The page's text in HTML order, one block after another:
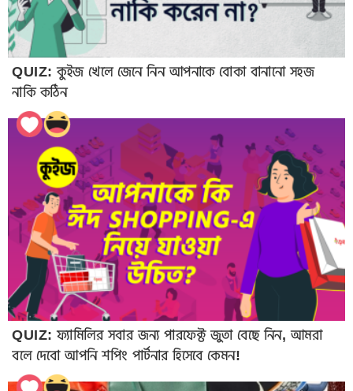
QUIZ: কুইজ খেলে জেনে নিন আপনাকে বোকা বানানো সহজ
নাকি কঠিন
QUIZ: ফ্যামিলির সবার জন্য পারফেক্ট জুতা বেছে নিন, আমরা
বলে দেবো আপনি শপিং পার্টনার হিসেবে কেমন!